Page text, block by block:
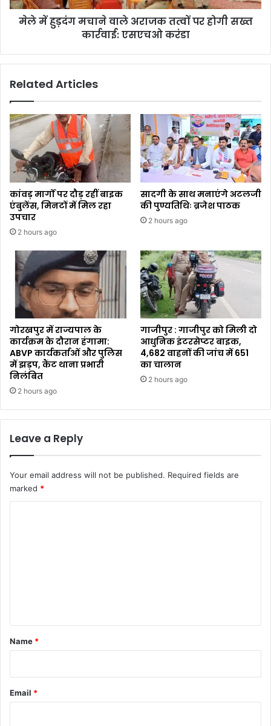
मेले में हुड़दंग मचाने वाले अराजक तत्वों पर होगी सख्त
कार्रवाई: एसएचओ करंडा
Related Articles
कांवड़ मार्गों पर दौड़ रहीं बाइक
एंबुलेंस, मिनटों में मिल रहा
उपचार
2 hours ago
सादगी के साथ मनाएंगे अटलजी
की पुण्यतिथिः ब्रजेश पाठक
2 hours ago
गोरखपुर में राज्यपाल के
कार्यक्रम के दौरान हंगामा:
ABVP कार्यकर्ताओं और पुलिस
में झड़प, कैंट थाना प्रभारी
निलंबित
2 hours ago
गाजीपुर : गाजीपुर को मिली दो
आधुनिक इंटरसेप्टर बाइक,
4,682 वाहनों की जांच में 651
का चालान
2 hours ago
Leave a Reply
Your email address will not be published. Required fields are
marked *
*
Name *
Email *